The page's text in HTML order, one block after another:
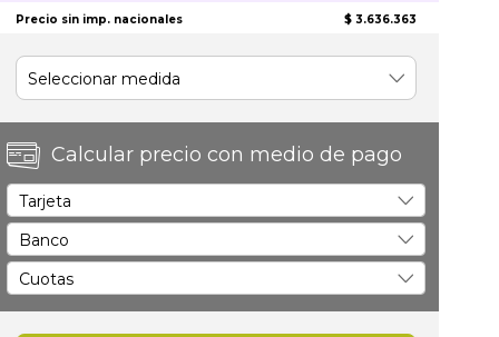
Precio sin imp. nacionales $ 3.636.363
Calcular precio con medio de pago